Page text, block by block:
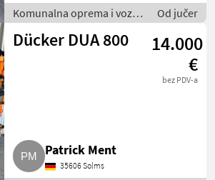
Komunalna oprema i vozila
/ Ostala komunalna
oprema
Od jučer
Dücker DUA 800
14.000
€
bez PDV-a
Patrick Ment
35606 Solms